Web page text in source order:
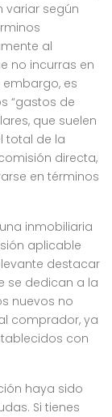
variar según
al
no incurras en
es
“gastos de
que suelen
total de la
directa,
en términos
inmobiliaria
aplicable
destacar
se dedican a la
nuevos no
comprador, ya
con
haya sido
Si tienes